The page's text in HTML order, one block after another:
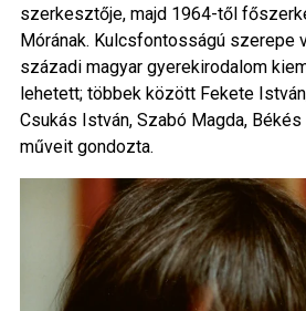
szerkesztője, majd 1964-től
Mórának. Kulcsfontosságú szerepe
századi magyar gyerekirodalom
lehetett; többek között Fekete
Csukás István, Szabó Magda, Békés
műveit gondozta.